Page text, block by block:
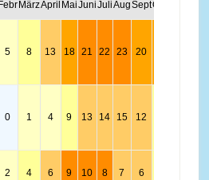
Febr MärzApril MaiJuniJuliAugSeptOkt
5 8 13 18 21 22 23 20
0 1 4 9 13 14 15 12
2 4 6 9 10 8 7 6